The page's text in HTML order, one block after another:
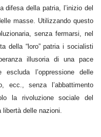
difesa della patria, l’inizio del
masse. Utilizzando questo
senza fermarsi, nel
della “loro” patria i socialisti
illusoria di una pace
l’oppressione delle
ecc., senza l’abbattimento
la rivoluzione sociale del
libertà delle nazioni.